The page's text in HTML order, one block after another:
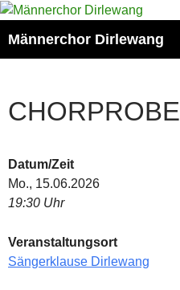
Zum
springen
Männerchor Dirlewang
CHORPROBE
Datum/Zeit
Mo., 15.06.2026
19:30 Uhr
Veranstaltungsort
Sängerklause Dirlewang